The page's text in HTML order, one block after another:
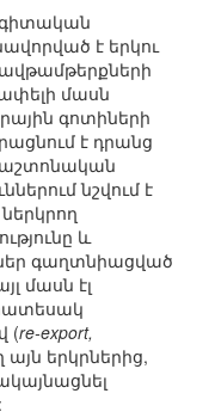
է երկու
մասն
գոտիների
է դրանց
նշվում է
և
գաղտնիացված
մասն էլ
(re-export,
երկրներից,